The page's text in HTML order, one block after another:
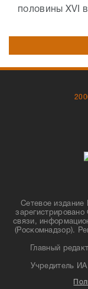
половины XVI
Сетевое издание
связи,
(Роскомнадзор).
Главный
Учредитель